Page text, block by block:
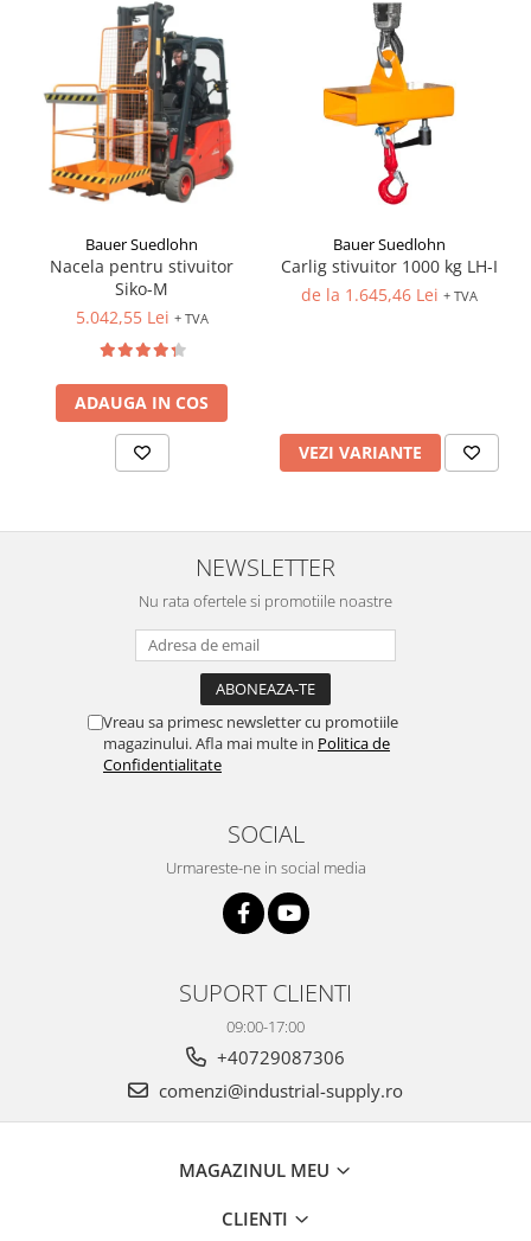
Bauer Suedlohn
Nacela pentru stivuitor
Siko-M
5.042,55 Lei + TVA
ADAUGA IN COS
Bauer Suedlohn
Carlig stivuitor 1000 kg LH-I
de la 1.645,46 Lei + TVA
VEZI VARIANTE
NEWSLETTER
Nu rata ofertele si promotiile noastre
Vreau sa primesc newsletter cu promotiile
magazinului. Afla mai multe in Politica de
Confidentialitate
SOCIAL
Urmareste-ne in social media
SUPORT CLIENTI
09:00-17:00
+40729087306
comenzi@industrial-supply.ro
MAGAZINUL MEU
CLIENTI